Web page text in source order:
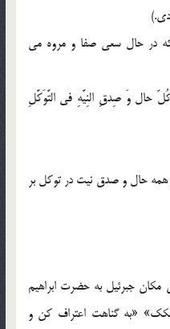
در حال سعی صفا و مروه می
وَ صِدقِ النِیَّهِ فی التَّوَکَّلِ
همه حال و صدق نیت در توکل بر
جبرئیل به حضرت ابراهیم
«به گناهت اعتراف کن و